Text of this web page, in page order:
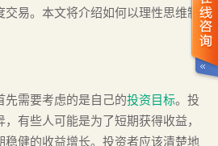
易。本文将介绍如何以理性思维制
需要考虑的是自己的投资目标。投
，有些人可能是为了短期获得收益，
稳健的收益增长。投资者应该清楚地